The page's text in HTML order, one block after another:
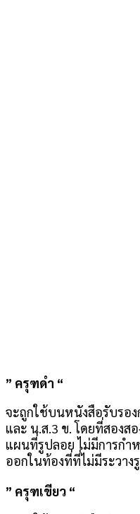
” ครุฑดำ “
จะถูกใช้บนหนังสือรับรอ
และ น.ส.3 ข. โดยที่สอง
แผนที่รูปลอย ไม่มีการก
ออกในท้องที่ที่ไม่มีระวาง
” ครุฑเขียว “